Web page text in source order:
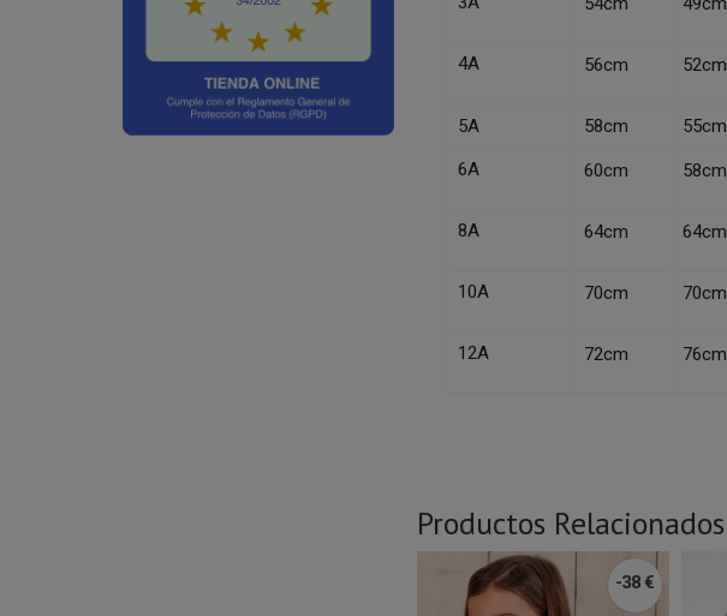
4A 56cm 52cm
5A 58cm
55cm
6A
60cm 58cm
8A 64cm 64cm
10A 70cm 70cm
12A 72cm 76cm
Productos Relacionados
-38 €